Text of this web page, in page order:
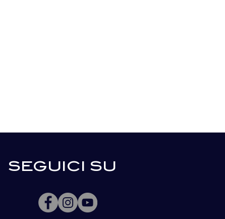
SEGUICI SU